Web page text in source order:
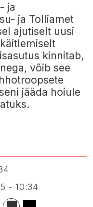
ja
ja Tolliamet
ajutiselt uusi
kinnitab,
võib see
jääda hoiule
- 10:34